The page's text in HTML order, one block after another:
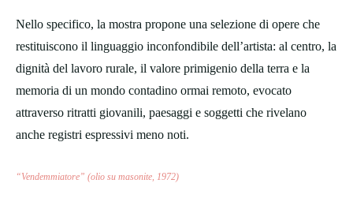
Nello specifico, la mostra propone una selezione di opere che
restituiscono il linguaggio inconfondibile dell’artista: al centro, la
dignità del lavoro rurale, il valore primigenio della terra e la
memoria di un mondo contadino ormai remoto, evocato
attraverso ritratti giovanili, paesaggi e soggetti che rivelano
anche registri espressivi meno noti.
“Vendemmiatore” (olio su masonite, 1972)